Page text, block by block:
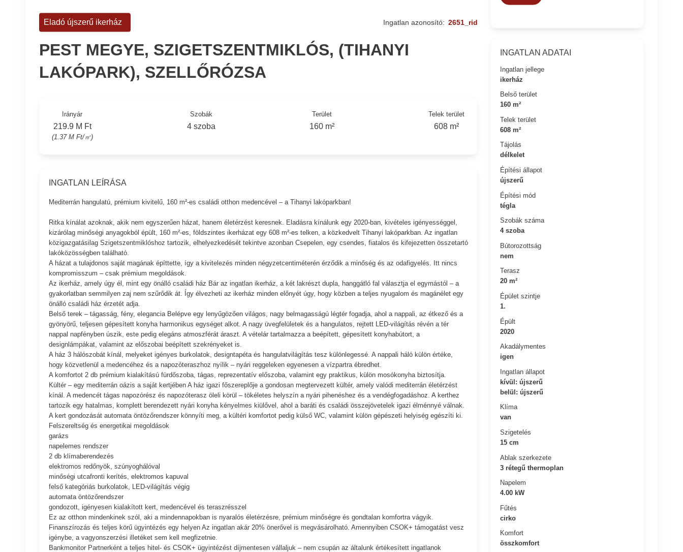
INGATLAN ADATAI
Ingatlan jellege
ikerház
Belső terület
160 m²
Telek terület
608 m²
Tájolás
délkelet
Építési állapot
újszerű
Építési mód
tégla
Szobák száma
4 szoba
Bútorozottság
nem
Terasz
20 m²
Épület szintje
1.
Épült
2020
Akadálymentes
igen
Ingatlan állapot
kívül: újszerű
belül: újszerű
Klíma
van
Szigetelés
15 cm
Ablak szerkezete
3 rétegű thermoplan
Napelem
4.00 kW
Fűtés
cirko
Komfort
összkomfort
Eladó újszerű ikerház Ingatlan azonosító: 2651_rid
PEST MEGYE, SZIGETSZENTMIKLÓS, (TIHANYI
LAKÓPARK), SZELLŐRÓZSA
Irányár
219.9 M Ft
(1.37 M Ft/㎡)
Szobák
4 szoba
Terület
160 m²
Telek terület
608 m²
INGATLAN LEÍRÁSA
Mediterrán hangulatú, prémium kivitelű, 160 m²-es családi otthon medencével – a Tihanyi lakóparkban!
Ritka kínálat azoknak, akik nem egyszerűen házat, hanem életérzést keresnek. Eladásra kínálunk egy 2020-ban, kivételes igényességgel,
kizárólag minőségi anyagokból épült, 160 m²-es, földszintes ikerházat egy 608 m²-es telken, a közkedvelt Tihanyi lakóparkban. Az ingatlan
közigazgatásilag Szigetszentmiklóshoz tartozik, elhelyezkedését tekintve azonban Csepelen, egy csendes, fiatalos és kifejezetten összetartó
lakóközösségben található.
A házat a tulajdonos saját magának építtette, így a kivitelezés minden négyzetcentiméterén érződik a minőség és az odafigyelés. Itt nincs
kompromisszum – csak prémium megoldások.
Az ikerház, amely úgy él, mint egy önálló családi ház Bár az ingatlan ikerház, a két lakrészt dupla, hanggátló fal választja el egymástól – a
gyakorlatban semmilyen zaj nem szűrődik át. Így élvezheti az ikerház minden előnyét úgy, hogy közben a teljes nyugalom és magánélet egy
önálló családi ház érzetét adja.
Belső terek – tágasság, fény, elegancia Belépve egy lenyűgözően világos, nagy belmagasságú légtér fogadja, ahol a nappali, az étkező és a
gyönyörű, teljesen gépesített konyha harmonikus egységet alkot. A nagy üvegfelületek és a hangulatos, rejtett LED-világítás révén a tér
nappal napfényben úszik, este pedig elegáns atmoszférát áraszt. A vételár tartalmazza a beépített, gépesített konyhabútort, a
designlámpákat, valamint az előszobai beépített szekrényeket is.
A ház 3 hálószobát kínál, melyeket igényes burkolatok, designtapéta és hangulatvilágítás tesz különlegessé. A nappali háló külön értéke,
hogy közvetlenül a medencéhez és a napozóteraszhoz nyílik – nyári reggeleken egyenesen a vízpartra ébredhet.
A komfortot 2 db prémium kialakítású fürdőszoba, tágas, reprezentatív előszoba, valamint egy praktikus, külön mosókonyha biztosítja.
Kültér – egy mediterrán oázis a saját kertjében A ház igazi főszereplője a gondosan megtervezett kültér, amely valódi mediterrán életérzést
kínál. A medencét tágas napozórész és napozóterasz öleli körül – tökéletes helyszín a nyári pihenéshez és a vendégfogadáshoz. A kerthez
tartozik egy hatalmas, komplett berendezett nyári konyha kényelmes kiülővel, ahol a baráti és családi összejövetelek igazi élménnyé válnak.
A kert gondozását automata öntözőrendszer könnyíti meg, a kültéri komfortot pedig külső WC, valamint külön gépészeti helyiség egészíti ki.
Felszereltség és energetikai megoldások
garázs
napelemes rendszer
2 db klímaberendezés
elektromos redőnyök, szúnyoghálóval
minőségi utcafronti kerítés, elektromos kapuval
felső kategóriás burkolatok, LED-világítás végig
automata öntözőrendszer
gondozott, igényesen kialakított kert, medencével és teraszrésszel
Ez az otthon mindenkinek szól, aki a mindennapokban is nyaralós életérzésre, prémium minőségre és gondtalan komfortra vágyik.
Finanszírozás és teljes körű ügyintézés egy helyen Az ingatlan akár 20% önerővel is megvásárolható. Amennyiben CSOK+ támogatást vesz
igénybe, a vagyonszerzési illetéket sem kell megfizetnie.
Bankmonitor Partnerként a teljes hitel- és CSOK+ ügyintézést díjmentesen vállaljuk – nem csupán az általunk értékesített ingatlanok